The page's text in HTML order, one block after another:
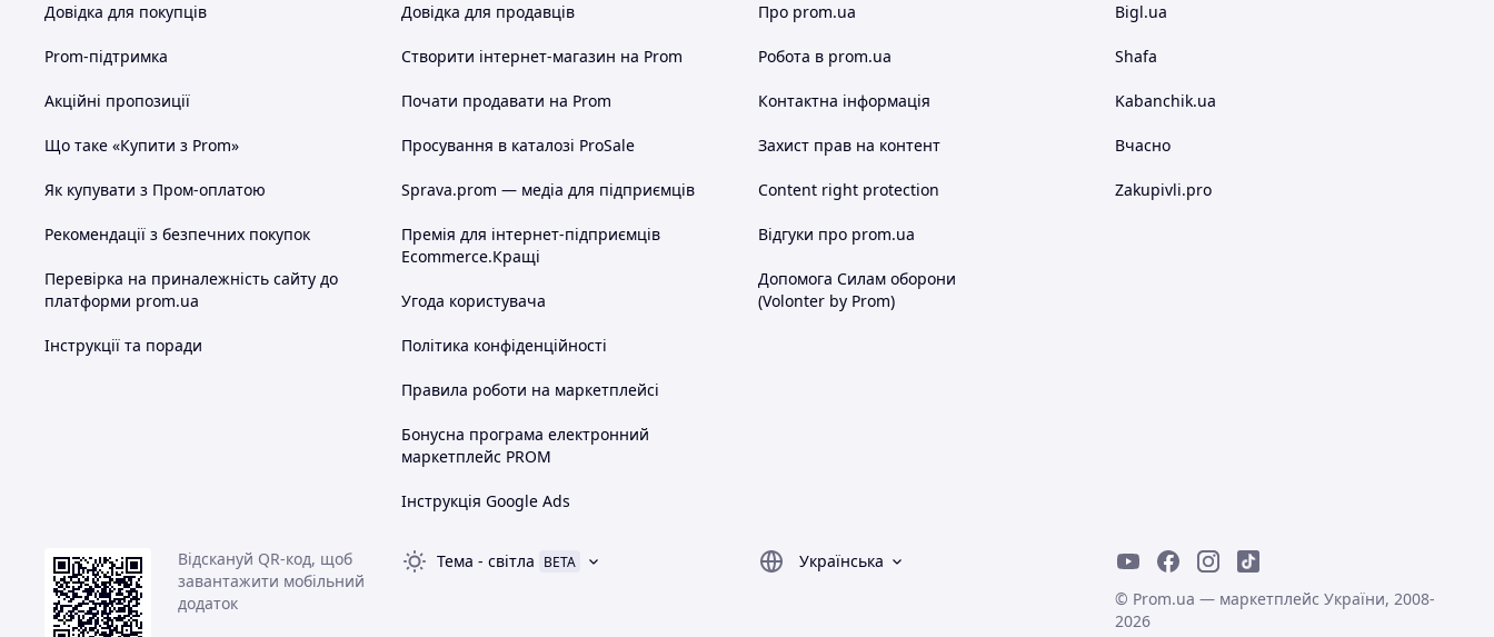
Довідка для покупців
Prom-підтримка
Акційні пропозиції
Що таке «Купити з Prom»
Як купувати з Пром-оплатою
Рекомендації з безпечних покупок
Перевірка на приналежність сайту до
платформи prom.ua
Інструкції та поради
Довідка для продавців
Створити інтернет-магазин на Prom
Почати продавати на Prom
Просування в каталозі ProSale
Sprava.prom — медіа для підприємців
Премія для інтернет-підприємців
Ecommerce.Кращі
Угода користувача
Політика конфіденційності
Правила роботи на маркетплейсі
Бонусна програма електронний
маркетплейс PROM
Інструкція Google Ads
Про prom.ua
Робота в prom.ua
Контактна інформація
Захист прав на контент
Content right protection
Відгуки про prom.ua
Допомога Силам оборони
(Volonter by Prom)
Bigl.ua
Shafa
Kabanchik.ua
Вчасно
Zakupivli.pro
Відскануй QR-код, щоб
завантажити мобільний
додаток
Тема - світла BETA
Українська
© Prom.ua — маркетплейс України, 2008-
2026